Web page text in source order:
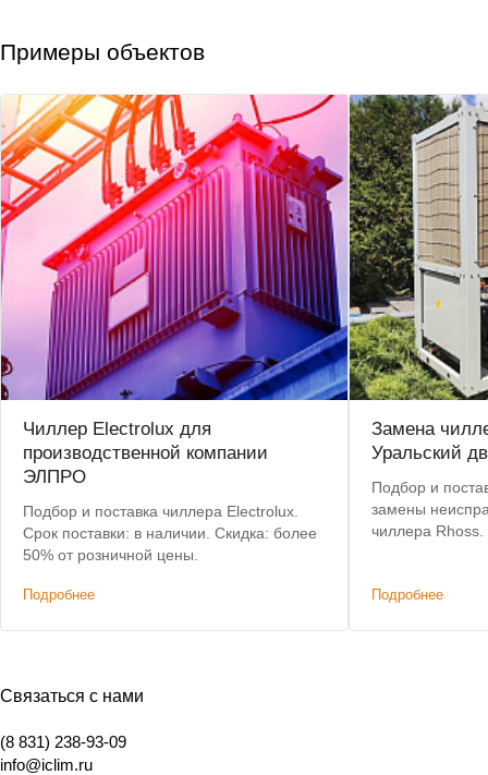
Примеры объектов
Чиллер Electrolux для
производственной компании
ЭЛПРО
Подбор и поставка чиллера Electrolux.
Срок поставки: в наличии. Скидка: более
50% от розничной цены.
Подробнее
Замена
Уральский
Подбор и
замены
чиллера
изменений.
Подробнее
Связаться с нами
(8 831) 238-93-09
info@iclim.ru